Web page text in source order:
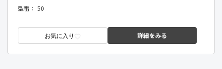
型番： 50
お気に入り 詳細をみる